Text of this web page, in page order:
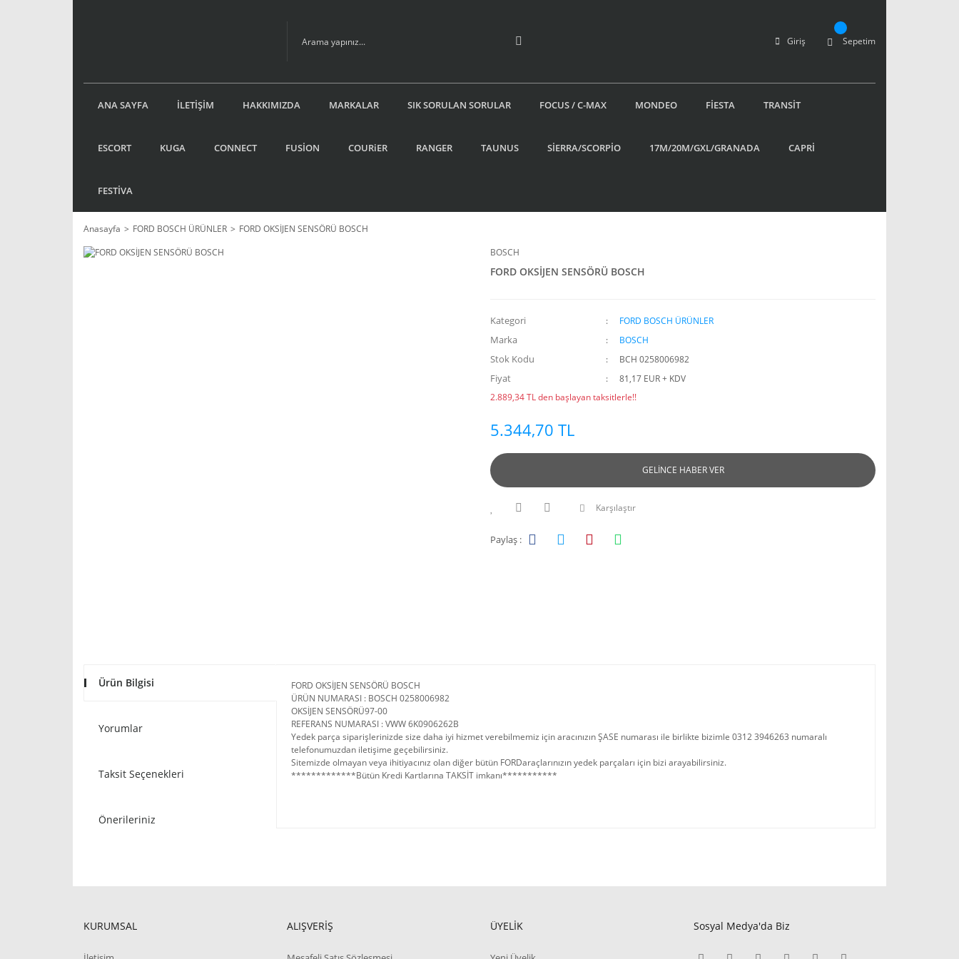
Giriş Sepetim
ANA SAYFA İLETİŞİM HAKKIMIZDA MARKALAR SIK SORULAN SORULAR FOCUS / C-MAX MONDEO FİESTA TRANSİT
ESCORT KUGA CONNECT FUSİON COURiER RANGER TAUNUS SİERRA/SCORPİO 17M/20M/GXL/GRANADA CAPRİ
FESTİVA
Anasayfa FORD BOSCH ÜRÜNLER
FORD OKSİJEN SENSÖRÜ BOSCH
BOSCH
FORD OKSİJEN SENSÖRÜ BOSCH
Kategori FORD BOSCH ÜRÜNLER
Marka BOSCH
Stok Kodu BCH 0258006982
Fiyat
81,17 EUR + KDV
2.889,34 TL den başlayan taksitlerle!!
5.344,70 TL
GELİNCE HABER VER
Karşılaştır
Paylaş :
Ürün Bilgisi
Yorumlar
Taksit Seçenekleri
Önerileriniz
FORD OKSİJEN SENSÖRÜ BOSCH
ÜRÜN NUMARASI : BOSCH 0258006982
OKSİJEN SENSÖRÜ97-00
REFERANS NUMARASI : VWW 6K0906262B
Yedek parça siparişlerinizde size daha iyi hizmet verebilmemiz için aracınızın ŞASE numarası ile birlikte bizimle 0312 3946263 numaralı
telefonumuzdan iletişime geçebilirsiniz.
Sitemizde olmayan veya ihitiyacınız olan diğer bütün FORDaraçlarınızın yedek parçaları için bizi arayabilirsiniz.
*************Bütün Kredi Kartlarına TAKSİT imkanı***********
KURUMSAL ALIŞVERİŞ ÜYELİK Sosyal Medya'da Biz